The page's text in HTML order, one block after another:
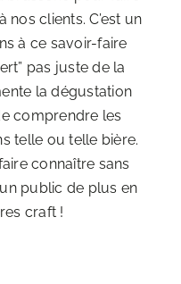
clients. C’est un
à ce savoir-faire
pas juste de la
la dégustation
comprendre les
telle ou telle bière.
connaître sans
public de plus en
craft !